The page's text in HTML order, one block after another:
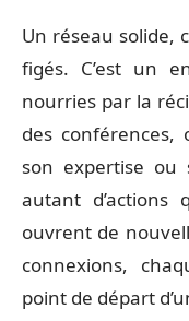
Un réseau solide,
figés. C’est un
nourries par la
des conférences,
son expertise
autant
ouvrent de
connexions,
point de départ